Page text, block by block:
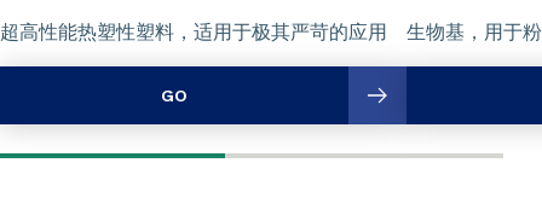
超高性能热塑性塑料，适用于极其严苛的应用
GO
生物基，用于